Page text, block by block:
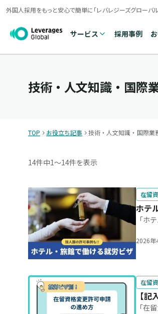
外国人採用をもっと安心で簡単に「レバレジーズグローバル
サービス 採用事例
技術・人文知識・国際
TOP お役立ち記事 技術・人文知識・国際業
14件中1〜14件を表示
在留
ホテ
「ホ
足が深
2026年
在留
【
「在